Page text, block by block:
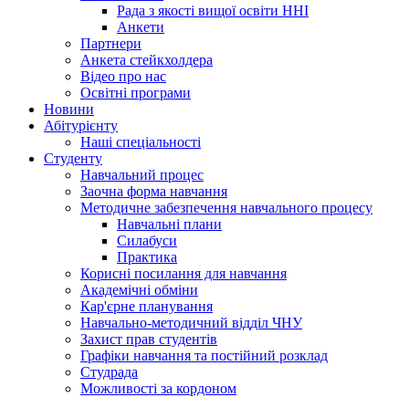
Рада з якості вищої освіти ННІ
Анкети
Партнери
Анкета стейкхолдера
Відео про нас
Освітні програми
Hовини
Абітурієнту
Наші спеціальності
Студенту
Навчальний процес
Заочна форма навчання
Методичне забезпечення навчального процесу
Навчальні плани
Силабуси
Практика
Корисні посилання для навчання
Академічні обміни
Кар'єрне планування
Навчально-методичний відділ ЧНУ
Захист прав студентів
Графіки навчання та постійний розклад
Студрада
Можливості за кордоном